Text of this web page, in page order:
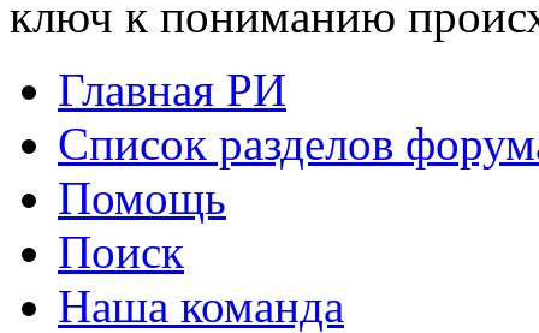
ключ к пониманию
Главная РИ
Список разделов
Помощь
Поиск
Наша команда